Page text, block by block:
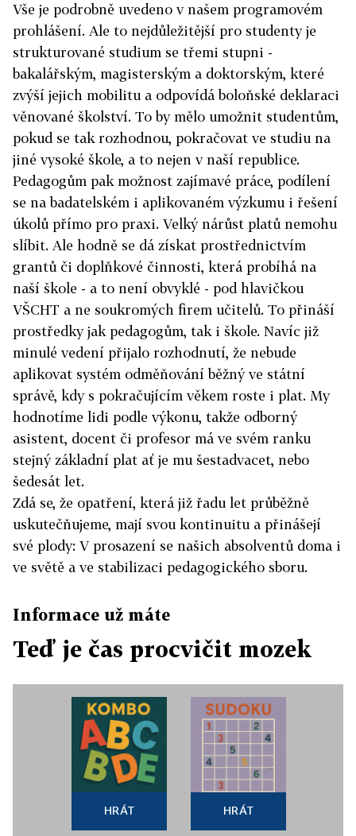
Vše je podrobně uvedeno v našem programovém
prohlášení. Ale to nejdůležitější pro studenty je
strukturované studium se třemi stupni -
bakalářským, magisterským a doktorským, které
zvýší jejich mobilitu a odpovídá boloňské deklaraci
věnované školství. To by mělo umožnit studentům,
pokud se tak rozhodnou, pokračovat ve studiu na
jiné vysoké škole, a to nejen v naší republice.
Pedagogům pak možnost zajímavé práce, podílení
se na badatelském i aplikovaném výzkumu i řešení
úkolů přímo pro praxi. Velký nárůst platů nemohu
slíbit. Ale hodně se dá získat prostřednictvím
grantů či doplňkové činnosti, která probíhá na
naší škole - a to není obvyklé - pod hlavičkou
VŠCHT a ne soukromých firem učitelů. To přináší
prostředky jak pedagogům, tak i škole. Navíc již
minulé vedení přijalo rozhodnutí, že nebude
aplikovat systém odměňování běžný ve státní
správě, kdy s pokračujícím věkem roste i plat. My
hodnotíme lidi podle výkonu, takže odborný
asistent, docent či profesor má ve svém ranku
stejný základní plat ať je mu šestadvacet, nebo
šedesát let.
Zdá se, že opatření, která již řadu let průběžně
uskutečňujeme, mají svou kontinuitu a přinášejí
své plody: V prosazení se našich absolventů doma i
ve světě a ve stabilizaci pedagogického sboru.
Informace už máte
Teď je čas procvičit mozek
HRÁT HRÁT